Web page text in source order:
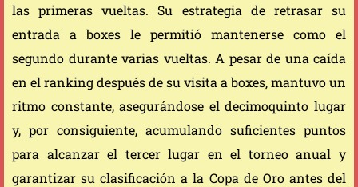
las primeras vueltas. Su estrategia de retrasar su
entrada a boxes le permitió mantenerse como el
segundo durante varias vueltas. A pesar de una caída
en el ranking después de su visita a boxes, mantuvo un
ritmo constante, asegurándose el decimoquinto lugar
y, por consiguiente, acumulando suficientes puntos
para alcanzar el tercer lugar en el torneo anual y
garantizar su clasificación a la Copa de Oro antes del